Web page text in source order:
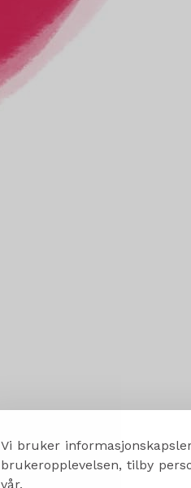
Vi bruker
brukeropplevelsen, tilby
vår.